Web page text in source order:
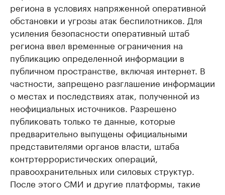
региона в условиях напряженной оперативной
обстановки и угрозы атак беспилотников. Для
усиления безопасности оперативный штаб
региона ввел временные ограничения на
публикацию определенной информации в
публичном пространстве, включая интернет. В
частности, запрещено разглашение информации
о местах и последствиях атак, полученной из
неофициальных источников. Разрешено
публиковать только те данные, которые
предварительно выпущены официальными
представителями органов власти, штаба
контртеррористических операций,
правоохранительных или силовых структур.
После этого СМИ и другие платформы, такие